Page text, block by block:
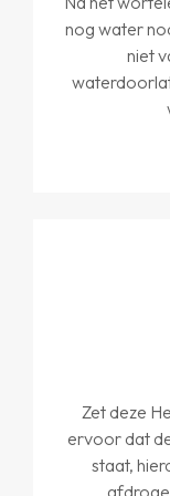
nog water
niet
Zet deze
ervoor dat
staat,